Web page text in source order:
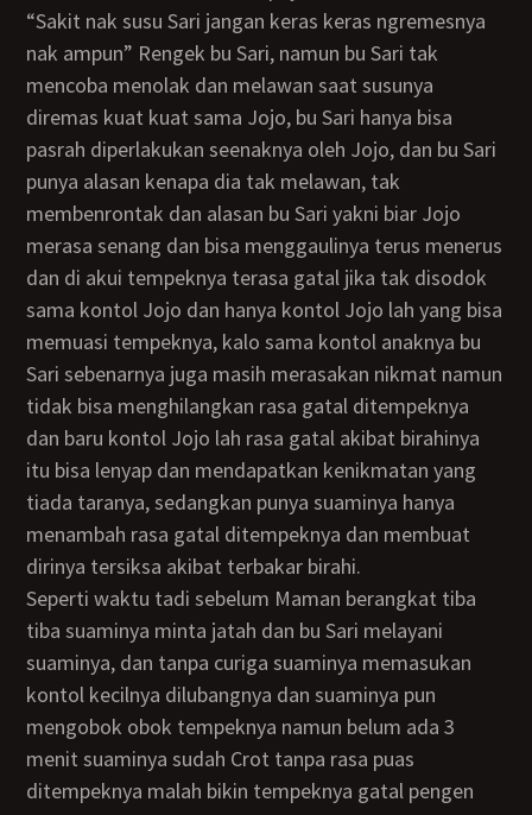
“Sakit nak susu Sari jangan keras keras ngremesnya
nak ampun” Rengek bu Sari, namun bu Sari tak
mencoba menolak dan melawan saat susunya
diremas kuat kuat sama Jojo, bu Sari hanya bisa
pasrah diperlakukan seenaknya oleh Jojo, dan bu Sari
punya alasan kenapa dia tak melawan, tak
membenrontak dan alasan bu Sari yakni biar Jojo
merasa senang dan bisa menggaulinya terus menerus
dan di akui tempeknya terasa gatal jika tak disodok
sama kontol Jojo dan hanya kontol Jojo lah yang bisa
memuasi tempeknya, kalo sama kontol anaknya bu
Sari sebenarnya juga masih merasakan nikmat namun
tidak bisa menghilangkan rasa gatal ditempeknya
dan baru kontol Jojo lah rasa gatal akibat birahinya
itu bisa lenyap dan mendapatkan kenikmatan yang
tiada taranya, sedangkan punya suaminya hanya
menambah rasa gatal ditempeknya dan membuat
dirinya tersiksa akibat terbakar birahi.
Seperti waktu tadi sebelum Maman berangkat tiba
tiba suaminya minta jatah dan bu Sari melayani
suaminya, dan tanpa curiga suaminya memasukan
kontol kecilnya dilubangnya dan suaminya pun
mengobok obok tempeknya namun belum ada 3
menit suaminya sudah Crot tanpa rasa puas
ditempeknya malah bikin tempeknya gatal pengen